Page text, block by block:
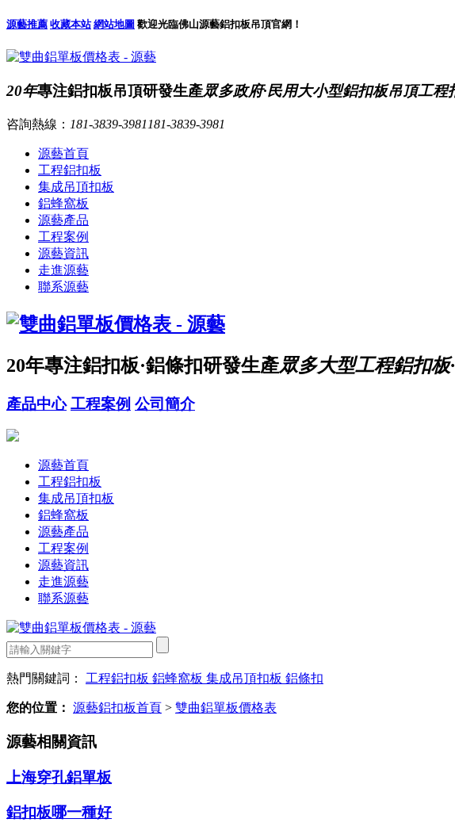
源藝推薦 收藏本站 網站地圖 歡迎光臨佛山源藝鋁扣板吊頂官網！
20年專注鋁扣板吊頂研發生產眾多政府·民用大小型鋁扣板吊頂工程
咨詢熱線： 181-3839-3981 181-3839-3981
源藝首頁
工程鋁扣板
集成吊頂扣板
鋁蜂窩板
源藝產品
工程案例
源藝資訊
走進源藝
聯系源藝
20年專注鋁扣板·鋁條扣研發生產眾多大型工程鋁扣板
產品中心 工程案例 公司簡介
源藝首頁
工程鋁扣板
集成吊頂扣板
鋁蜂窩板
源藝產品
工程案例
源藝資訊
走進源藝
聯系源藝
熱門關鍵詞： 工程鋁扣板 鋁蜂窩板 集成吊頂扣板 鋁條扣
您的位置： 源藝鋁扣板首頁 > 雙曲鋁單板價格表
源藝相關資訊
上海穿孔鋁單板
鋁扣板哪一種好